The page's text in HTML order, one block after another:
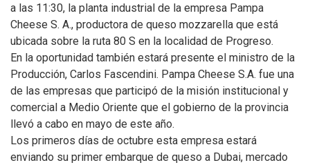
a las 11:30, la planta industrial de la empresa Pampa
Cheese S. A., productora de queso mozzarella que está
ubicada sobre la ruta 80 S en la localidad de Progreso.
En la oportunidad también estará presente el ministro de la
Producción, Carlos Fascendini. Pampa Cheese S.A. fue una
de las empresas que participó de la misión institucional y
comercial a Medio Oriente que el gobierno de la provincia
llevó a cabo en mayo de este año.
Los primeros días de octubre esta empresa estará
enviando su primer embarque de queso a Dubai, mercado